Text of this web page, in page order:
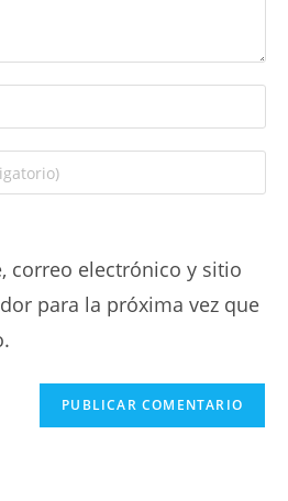
correo electrónico y sitio
para la próxima vez que